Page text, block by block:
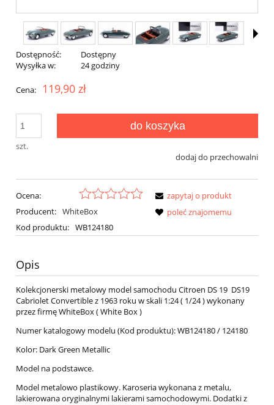
Dostępność:
Dostępny
Wysyłka w:
24 godziny
Cena: 119,90 zł
szt.
do koszyka
dodaj do przechowalni
Ocena:
Producent: WhiteBox
Kod produktu: WB124180
zapytaj o produkt
poleć znajomemu
Opis
Kolekcjonerski metalowy model samochodu Citroen DS 19 DS19
Cabriolet Convertible z 1963 roku w skali 1:24 ( 1/24 ) wykonany
przez firmę WhiteBox ( White Box )
Numer katalogowy modelu (Kod produktu): WB124180 / 124180
Kolor: Dark Green Metallic
Model na podstawce.
Model metalowo plastikowy. Karoseria wykonana z metalu,
lakierowana oryginalnymi lakierami samochodowymi. Dodatki z